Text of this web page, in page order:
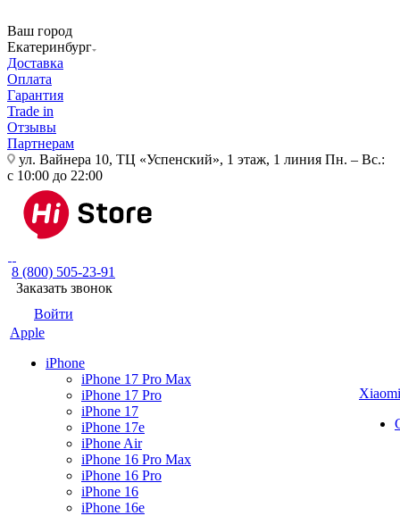
Ваш город
Екатеринбург
Доставка
Оплата
Гарантия
Trade in
Отзывы
Партнерам
ул. Вайнера 10, ТЦ «Успенский», 1 этаж, 1 линия Пн. – Вс.:
с 10:00 до 22:00
8 (800) 505-23-91
Заказать звонок
Войти
Apple
iPhone
iPhone 17 Pro Max
iPhone 17 Pro
iPhone 17
iPhone 17e
iPhone Air
iPhone 16 Pro Max
iPhone 16 Pro
iPhone 16
iPhone 16e
Xiaomi